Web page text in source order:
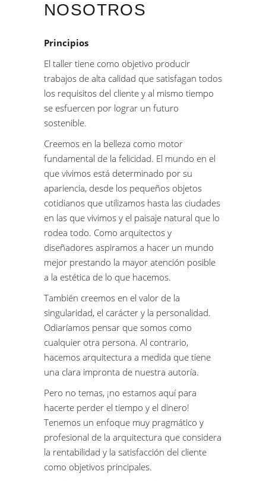
NOSOTROS
Principios
El taller tiene como objetivo producir
trabajos de alta calidad que satisfagan todos
los requisitos del cliente y al mismo tiempo
se esfuercen por lograr un futuro
sostenible.
Creemos en la belleza como motor
fundamental de la felicidad. El mundo en el
que vivimos está determinado por su
apariencia, desde los pequeños objetos
cotidianos que utilizamos hasta las ciudades
en las que vivimos y el paisaje natural que lo
rodea todo. Como arquitectos y
diseñadores aspiramos a hacer un mundo
mejor prestando la mayor atención posible
a la estética de lo que hacemos.
También creemos en el valor de la
singularidad, el carácter y la personalidad.
Odiaríamos pensar que somos como
cualquier otra persona. Al contrario,
hacemos arquitectura a medida que tiene
una clara impronta de nuestra autoría.
Pero no temas, ¡no estamos aquí para
hacerte perder el tiempo y el dinero!
Tenemos un enfoque muy pragmático y
profesional de la arquitectura que considera
la rentabilidad y la satisfacción del cliente
como objetivos principales.